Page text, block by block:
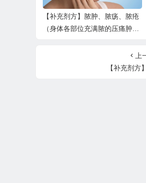
【补充剂方】脓肿、脓疡、脓疮
（身体各部位充满脓的压痛肿
上
【补充剂方